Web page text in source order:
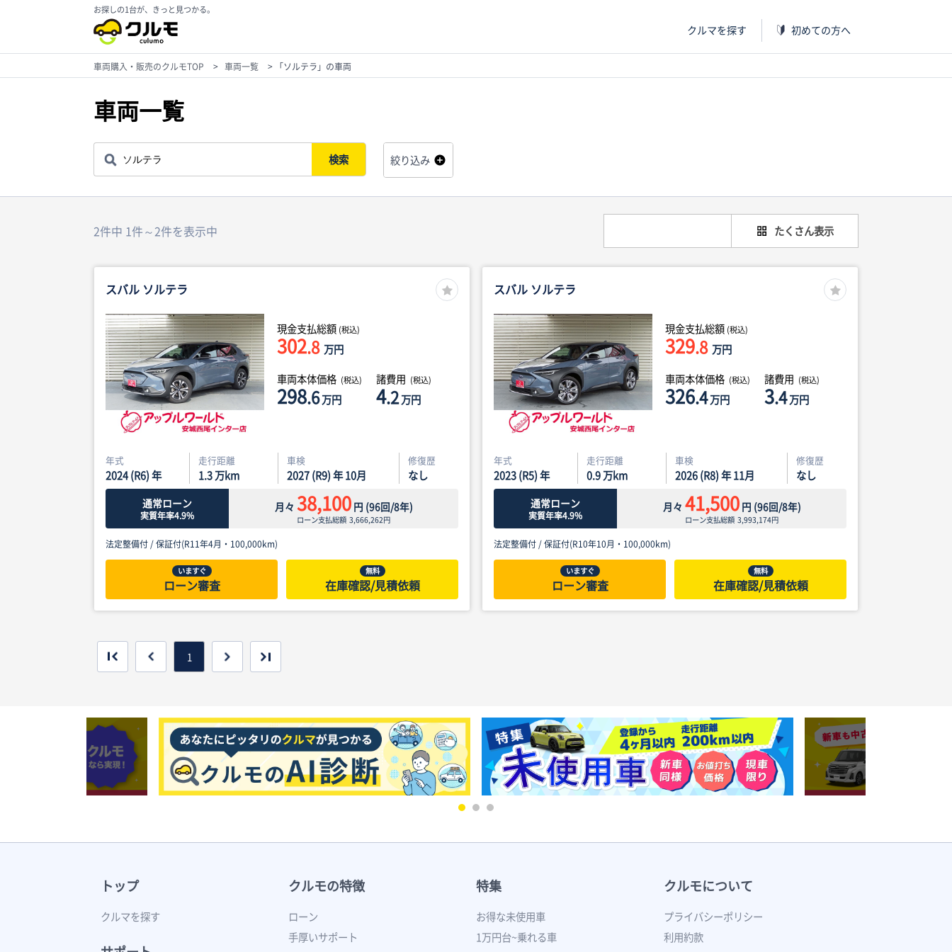
お探しの1台が、きっと見つかる。
クルマを探す 初めての方へ
車両購入・販売のクルモTOP > 車両一覧 > 「ソルテラ」の車両
車両一覧
検索 絞り込み
2件中 1件～2件を表示中 たくさん表示
スバル ソルテラ
現金支払総額 (税込)
302.8 万円
車両本体価格 (税込)
298.6万円
諸費用 (税込)
4.2万円
年式
2024 (R6) 年
走行距離
1.3万km
車検
2027 (R9) 年 10月
修復歴
なし
通常ローン
実質年率4.9%
月々 38,100円 (96回/8年)
ローン支払総額3,666,262円
法定整備付 /保証付(R11年4月・100,000km)
いますぐ
ローン審査
無料
在庫確認/見積依頼
スバル ソルテラ
現金支払総額 (税込)
329.8 万円
車両本体価格 (税込)
326.4万円
諸費用 (税込)
3.4万円
年式
2023 (R5) 年
走行距離
0.9万km
車検
2026 (R8) 年 11月
修復歴
なし
通常ローン
実質年率4.9%
月々 41,500円 (96回/8年)
ローン支払総額3,993,174円
法定整備付 /保証付(R10年10月・100,000km)
いますぐ
ローン審査
無料
在庫確認/見積依頼
1
トップ
クルマを探す
クルモの特徴
ローン
手厚いサポート
特集
お得な未使用車
1万円台~乗れる車
クルモについて
プライバシーポリシー
利用約款